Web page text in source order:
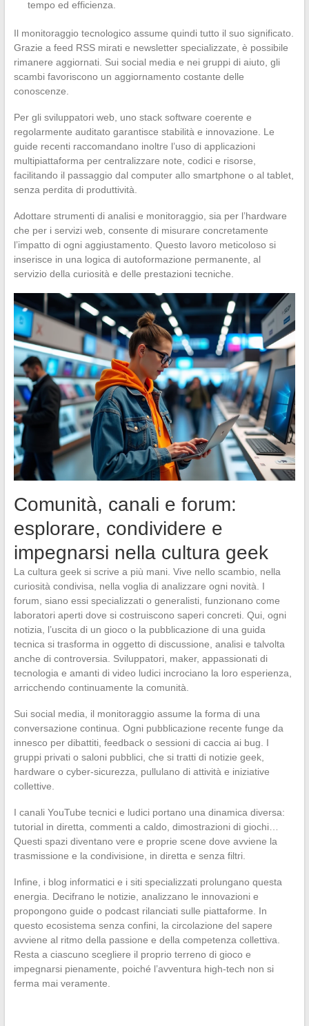
tempo ed efficienza.
Il monitoraggio tecnologico assume quindi tutto il suo significato.
Grazie a feed RSS mirati e newsletter specializzate, è possibile
rimanere aggiornati. Sui social media e nei gruppi di aiuto, gli
scambi favoriscono un aggiornamento costante delle
conoscenze.
Per gli sviluppatori web, uno stack software coerente e
regolarmente auditato garantisce stabilità e innovazione. Le
guide recenti raccomandano inoltre l’uso di applicazioni
multipiattaforma per centralizzare note, codici e risorse,
facilitando il passaggio dal computer allo smartphone o al tablet,
senza perdita di produttività.
Adottare strumenti di analisi e monitoraggio, sia per l’hardware
che per i servizi web, consente di misurare concretamente
l’impatto di ogni aggiustamento. Questo lavoro meticoloso si
inserisce in una logica di autoformazione permanente, al
servizio della curiosità e delle prestazioni tecniche.
Comunità, canali e forum:
esplorare, condividere e
impegnarsi nella cultura geek
La cultura geek si scrive a più mani. Vive nello scambio, nella
curiosità condivisa, nella voglia di analizzare ogni novità. I
forum, siano essi specializzati o generalisti, funzionano come
laboratori aperti dove si costruiscono saperi concreti. Qui, ogni
notizia, l’uscita di un gioco o la pubblicazione di una guida
tecnica si trasforma in oggetto di discussione, analisi e talvolta
anche di controversia. Sviluppatori, maker, appassionati di
tecnologia e amanti di video ludici incrociano la loro esperienza,
arricchendo continuamente la comunità.
Sui social media, il monitoraggio assume la forma di una
conversazione continua. Ogni pubblicazione recente funge da
innesco per dibattiti, feedback o sessioni di caccia ai bug. I
gruppi privati o saloni pubblici, che si tratti di notizie geek,
hardware o cyber-sicurezza, pullulano di attività e iniziative
collettive.
I canali YouTube tecnici e ludici portano una dinamica diversa:
tutorial in diretta, commenti a caldo, dimostrazioni di giochi…
Questi spazi diventano vere e proprie scene dove avviene la
trasmissione e la condivisione, in diretta e senza filtri.
Infine, i blog informatici e i siti specializzati prolungano questa
energia. Decifrano le notizie, analizzano le innovazioni e
propongono guide o podcast rilanciati sulle piattaforme. In
questo ecosistema senza confini, la circolazione del sapere
avviene al ritmo della passione e della competenza collettiva.
Resta a ciascuno scegliere il proprio terreno di gioco e
impegnarsi pienamente, poiché l’avventura high-tech non si
ferma mai veramente.